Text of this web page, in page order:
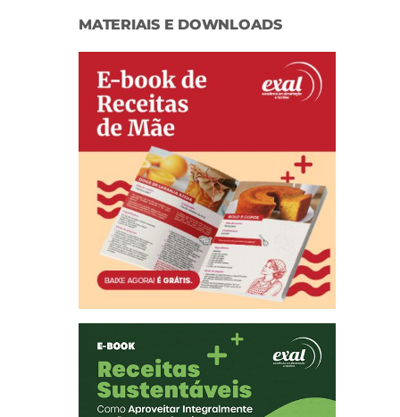
MATERIAIS E DOWNLOADS